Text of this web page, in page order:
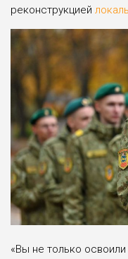
реконструкцией
«Вы не только